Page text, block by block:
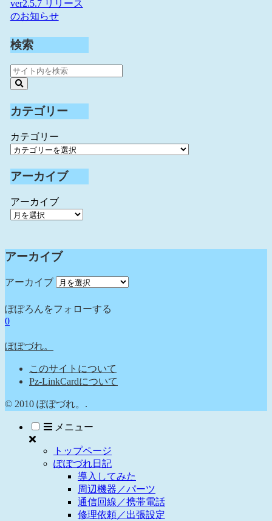
ver2.5.7 リリース
のお知らせ
検索
カテゴリー
カテゴリー
アーカイブ
アーカイブ
アーカイブ
アーカイブ
ぽぽろんをフォローする
0
ぽぽづれ。
このサイトについて
Pz-LinkCardについて
© 2010 ぽぽづれ。.
メニュー
トップページ
ぽぽづれ日記
導入してみた
周辺機器／パーツ
通信回線／携帯電話
修理依頼／出張設定